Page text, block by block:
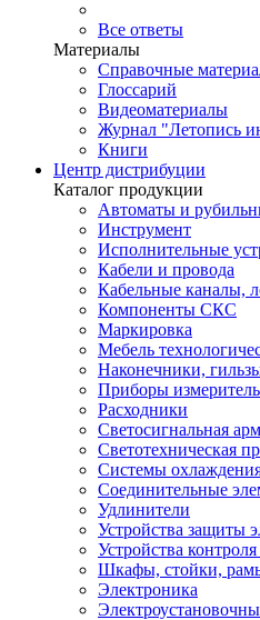
Все ответы
Материалы
Справочные
Глоссарий
Видеоматериалы
Журнал "Летопись
Книги
Центр дистрибуции
Каталог продукции
Автоматы и
Инструмент
Исполнительные
Кабели и провода
Кабельные каналы,
Компоненты СКС
Маркировка
Мебель
Наконечники,
Приборы
Расходники
Светосигнальная
Светотехническая
Системы
Соединительные
Удлинители
Устройства защиты
Устройства
Шкафы, стойки,
Электроника